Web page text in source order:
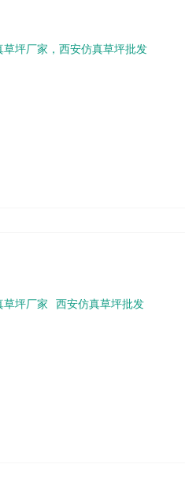
坪厂家，西安仿真草坪批发
草坪厂家 西安仿真草坪批发